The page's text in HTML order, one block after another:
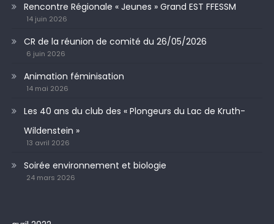
Rencontre Régionale « Jeunes » Grand EST FFESSM
14 juin 2026
CR de la réunion de comité du 26/05/2026
6 juin 2026
Animation féminisation
14 mai 2026
Les 40 ans du club des « Plongeurs du Lac de Kruth-
Wildenstein »
13 avril 2026
Soirée environnement et biologie
24 mars 2026